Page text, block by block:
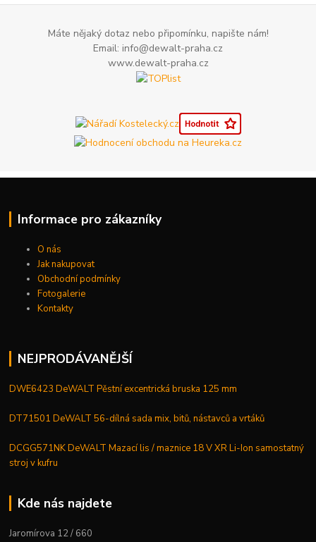
Máte nějaký dotaz nebo připomínku, napište nám!
Email: info@dewalt-praha.cz
www.dewalt-praha.cz
Informace pro zákazníky
O nás
Jak nakupovat
Obchodní podmínky
Fotogalerie
Kontakty
NEJPRODÁVANĚJŠÍ
DWE6423 DeWALT Pěstní excentrická bruska 125 mm
DT71501 DeWALT 56-dílná sada mix, bitů, nástavců a vrtáků
DCGG571NK DeWALT Mazací lis / maznice 18 V XR Li-Ion samostatný
stroj v kufru
Kde nás najdete
Jaromírova 12 / 660